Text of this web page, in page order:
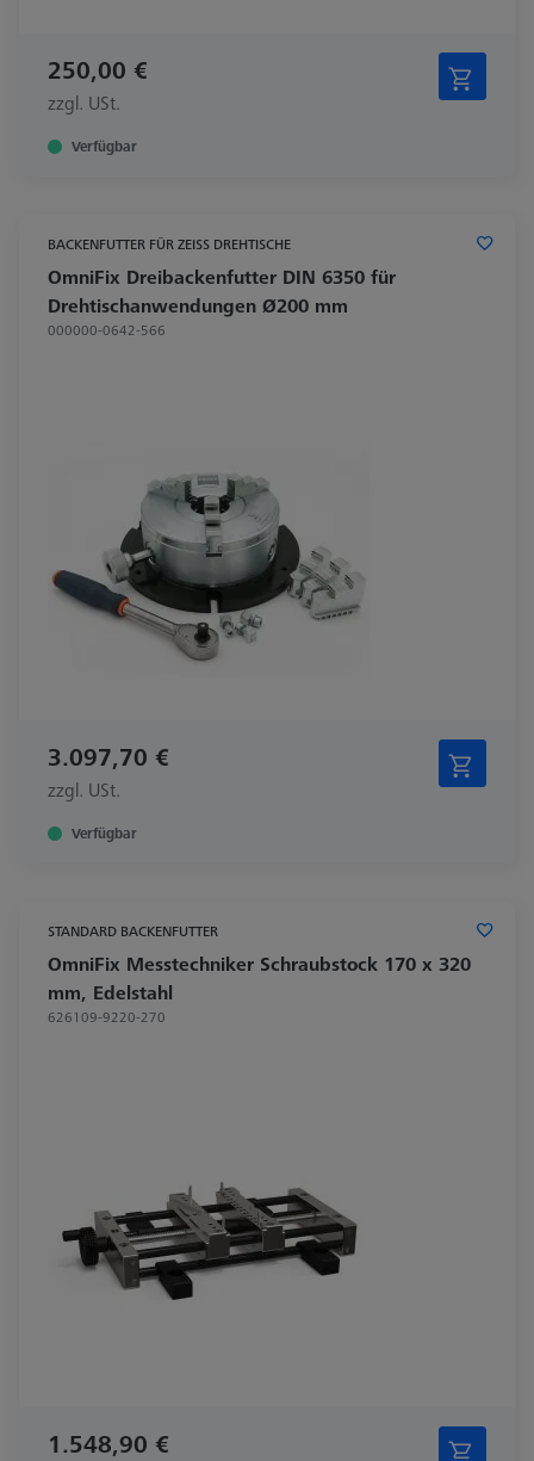
250,00 €
zzgl. USt.
Verfügbar
BACKENFUTTER FÜR ZEISS DREHTISCHE
OmniFix Dreibackenfutter DIN 6350 für
Drehtischanwendungen Ø200 mm
000000-0642-566
3.097,70 €
zzgl. USt.
Verfügbar
STANDARD BACKENFUTTER
OmniFix Messtechniker Schraubstock 170 x 320
mm, Edelstahl
626109-9220-270
1.548,90 €